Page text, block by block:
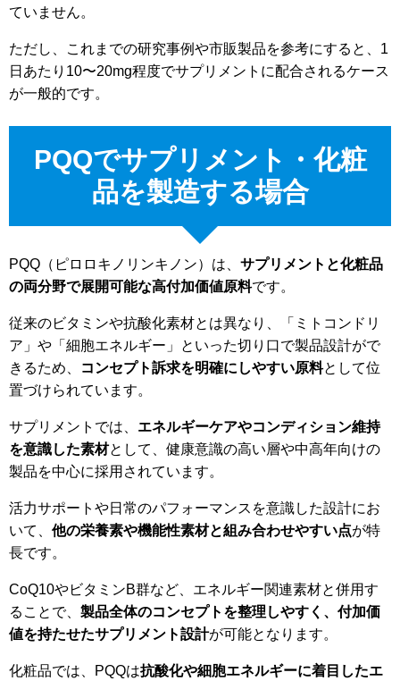
ていません。
ただし、これまでの研究事例や市販製品を参考にすると、1
日あたり10〜20mg程度でサプリメントに配合されるケース
が一般的です。
PQQでサプリメント・化粧
品を製造する場合
PQQ（ピロロキノリンキノン）は、 サプリメントと化粧品
の両分野で展開可能な高付加価値原料です。
従来のビタミンや抗酸化素材とは異なり、「ミトコンドリ
ア」や「細胞エネルギー」といった切り口で製品設計がで
きるため、
コンセプト訴求を明確にしやすい原料として位
置づけられています。
サプリメントでは、 エネルギーケアやコンディション維持
を意識した素材として、健康意識の高い層や中高年向けの
製品を中心に採用されています。
活力サポートや日常のパフォーマンスを意識した設計にお
いて、 他の栄養素や機能性素材と組み合わせやすい点が特
長です。
CoQ10やビタミンB群など、エネルギー関連素材と併用す
ることで、 製品全体のコンセプトを整理しやすく、付加価
値を持たせたサプリメント設計が可能となります。
化粧品では、PQQは抗酸化や細胞エネルギーに着目したエ